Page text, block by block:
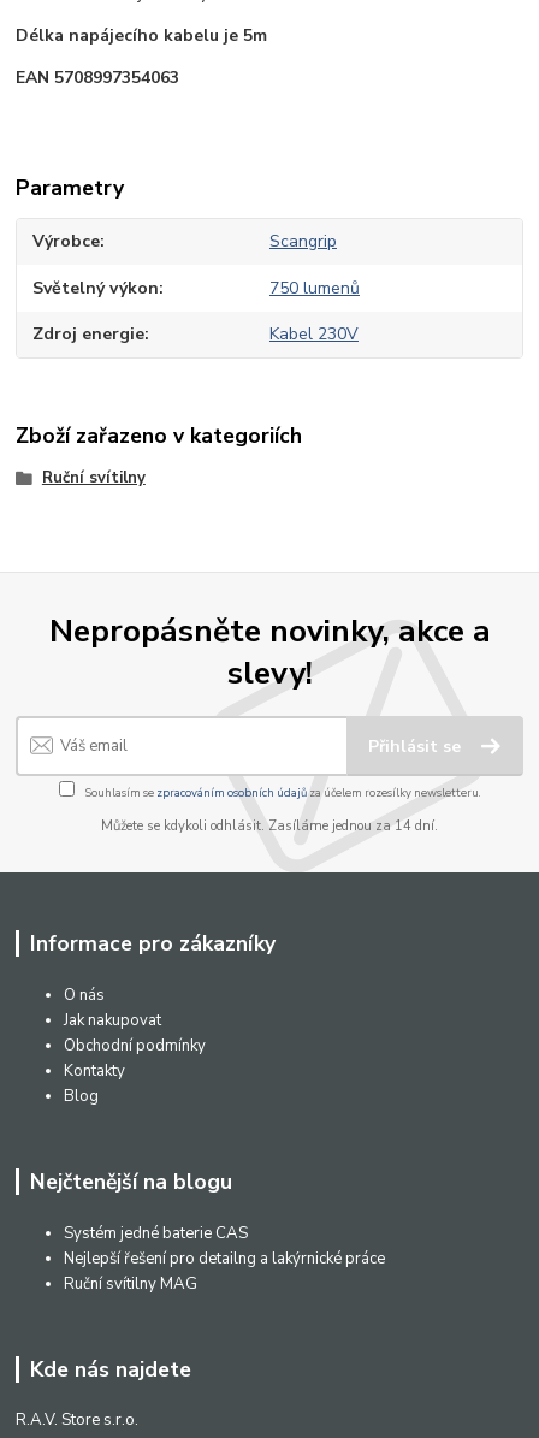
Délka napájecího kabelu je 5m
EAN 5708997354063
Parametry
Výrobce Scangrip
Světelný výkon 750 lumenů
Zdroj energie Kabel 230V
Zboží zařazeno v kategoriích
Ruční svítilny
Nepropásněte novinky, akce a
slevy!
Přihlásit se
Souhlasím se zpracováním osobních údajůza účelem rozesílky newsletteru.
Můžete se kdykoli odhlásit. Zasíláme jednou za 14 dní.
Informace pro zákazníky
O nás
Jak nakupovat
Obchodní podmínky
Kontakty
Blog
Nejčtenější na blogu
Systém jedné baterie CAS
Nejlepší řešení pro detailng a lakýrnické práce
Ruční svítilny MAG
Kde nás najdete
R.A.V. Store s.r.o.